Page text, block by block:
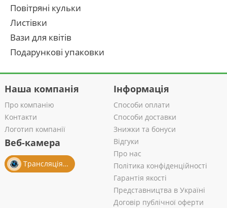
Повітряні кульки
Листівки
Вази для квітів
Подарункові упаковки
Наша компанія
Про компанію
Контакти
Логотип компанії
Веб-камера
Трансляція із салону
Інформація
Способи оплати
Способи доставки
Знижки та бонуси
Відгуки
Про нас
Політика конфіденційності
Гарантія якості
Представництва в Україні
Договір публічної оферти